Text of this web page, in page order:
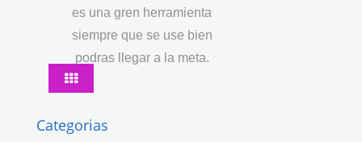
es una gren herramienta
siempre que se use bien
podras llegar a la meta.
Categorias